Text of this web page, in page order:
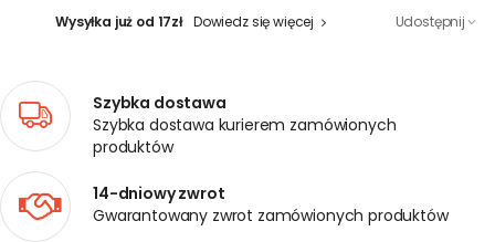
Wysyłka już od 17zł Dowiedz się więcej Udostępnij
Szybka dostawa
Szybka dostawa kurierem zamówionych
produktów
14-dniowy zwrot
Gwarantowany zwrot zamówionych produktów